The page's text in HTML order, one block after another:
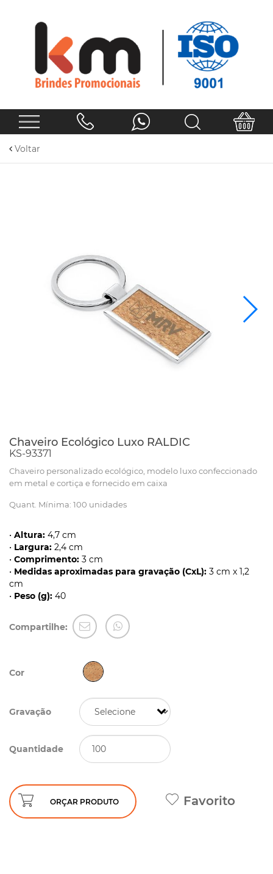
Voltar
Chaveiro Ecológico Luxo RALDIC
KS-93371
Chaveiro personalizado ecológico, modelo luxo confeccionado
em metal e cortiça e fornecido em caixa
Quant. Mínima: 100 unidades
• Altura: 4,7 cm
• Largura: 2,4 cm
• Comprimento: 3 cm
• Medidas aproximadas para gravação (CxL): 3 cm x 1,2
cm
• Peso (g): 40
Compartilhe:
Cor
Gravação
Quantidade
ORÇAR PRODUTO Favorito